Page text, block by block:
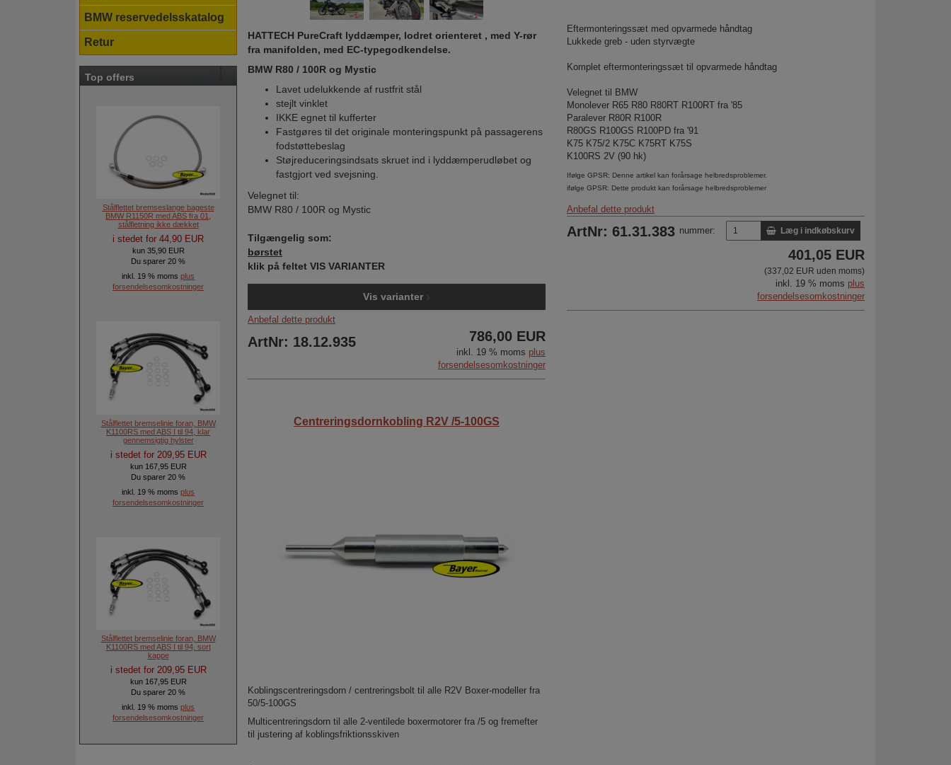
BMW reservedelsskatalog
Retur
Top offers
Stålflettet bremseslange bageste
BMW R1150R med ABS fra 01,
stålfletning ikke dækket
i stedet for 44,90 EUR
kun 35,90 EUR
Du sparer 20 %
inkl. 19 % moms plus
forsendelsesomkostninger
Stålflettet bremselinie foran, BMW
K1100RS med ABS I til 94, klar
gennemsigtig hylster
i stedet for 209,95 EUR
kun 167,95 EUR
Du sparer 20 %
inkl. 19 % moms plus
forsendelsesomkostninger
Stålflettet bremselinie foran, BMW
K1100RS med ABS I til 94, sort
kappe
i stedet for 209,95 EUR
kun 167,95 EUR
Du sparer 20 %
inkl. 19 % moms plus
forsendelsesomkostninger
HATTECH PureCraft lyddæmper, lodret orienteret , med Y-rør
fra manifolden, med EC-typegodkendelse.
BMW R80 / 100R og Mystic
Lavet udelukkende af rustfrit stål
stejlt vinklet
IKKE egnet til kufferter
Fastgøres til det originale monteringspunkt på passagerens
fodstøttebeslag
Støjreduceringsindsats skruet ind i lyddæmperudløbet og
fastgjort ved svejsning.
Velegnet til:
BMW R80 / 100R og Mystic
Tilgængelig som:
børstet
klik på feltet VIS VARIANTER
Vis varianter
Anbefal dette produkt
ArtNr: 18.12.935 786,00 EUR
inkl. 19 % moms plus
forsendelsesomkostninger
Eftermonteringssæt med opvarmede håndtag
Lukkede greb - uden styrvægte
Komplet eftermonteringssæt til opvarmede håndtag
Velegnet til BMW
Monolever R65 R80 R80RT R100RT fra '85
Paralever R80R R100R
R80GS R100GS R100PD fra '91
K75 K75/2 K75C K75RT K75S
K100RS 2V (90 hk)
Ifølge GPSR: Denne artikel kan forårsage helbredsproblemer.
ifølge GPSR: Dette produkt kan forårsage helbredsproblemer
Anbefal dette produkt
ArtNr: 61.31.383 nummer: Læg i indkøbskurv
401,05 EUR
(337,02 EUR uden moms)
inkl. 19 % moms plus
forsendelsesomkostninger
Centreringsdornkobling R2V /5-100GS
Koblingscentreringsdorn / centreringsbolt til alle R2V Boxer-modeller fra
50/5-100GS
Multicentreringsdorn til alle 2-ventilede boxermotorer fra /5 og fremefter
til justering af koblingsfriktionsskiven